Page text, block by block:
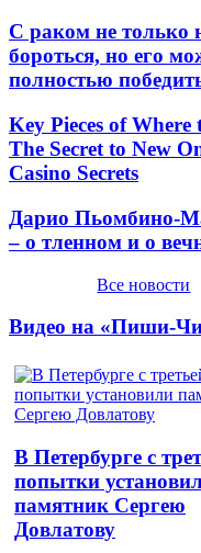
С раком не только
бороться, но его
полностью
Key Pieces of Where
The Secret to New
Casino Secrets
Дарио Пьомбино-
– о тленном и о
Все новости
Видео на «Пиши-
В Петербурге с
попытки
памятник Сергею
Довлатову